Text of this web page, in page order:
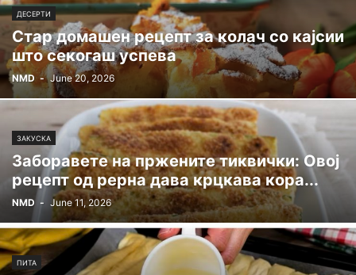
ДЕСЕРТИ
Стар домашен рецепт за колач со кајсии
што секогаш успева
NMD - June 20, 2026
ЗАКУСКА
Заборавете на пржените тиквички: Овој
рецепт од рерна дава крцкава кора...
NMD - June 11, 2026
ПИТА